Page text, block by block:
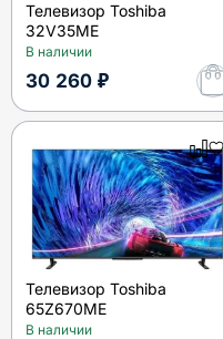
Телевизор Toshiba
32V35ME
В наличии
30 260 ₽
Телевизор Toshiba
65Z670ME
В наличии